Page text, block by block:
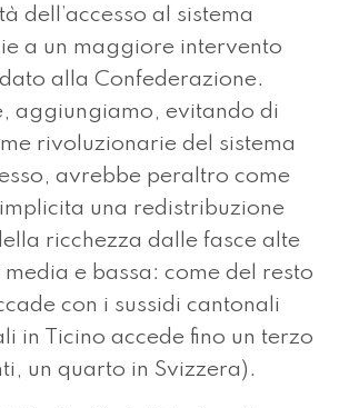
dell’accesso al sistema
a un maggiore intervento
alla Confederazione.
aggiungiamo, evitando di
rivoluzionarie del sistema
avrebbe peraltro come
una redistribuzione
ricchezza dalle fasce alte
e bassa: come del resto
con i sussidi cantonali
in Ticino accede fino un terzo
un quarto in Svizzera).